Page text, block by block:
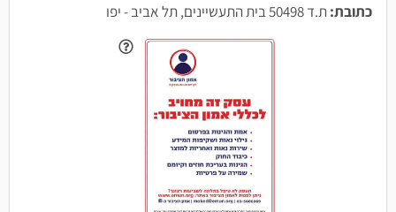
כתובת:ת.ד 50498 בית התעשיינים, תל אביב - יפו